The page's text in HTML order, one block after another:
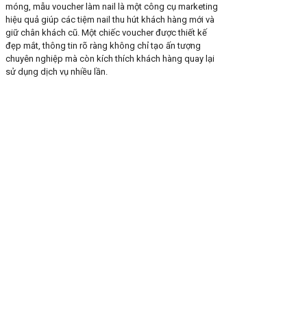
móng, mẫu voucher làm nail là một công cụ marketing
hiệu quả giúp các tiệm nail thu hút khách hàng mới và
giữ chân khách cũ. Một chiếc voucher được thiết kế
đẹp mắt, thông tin rõ ràng không chỉ tạo ấn tượng
chuyên nghiệp mà còn kích thích khách hàng quay lại
sử dụng dịch vụ nhiều lần.